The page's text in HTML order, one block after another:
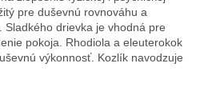
pre duševnú rovnováhu a
drievka je vhodná pre
pokoja. Rhodiola a eleuterokok
výkonnosť. Kozlík navodzuje